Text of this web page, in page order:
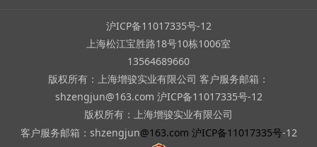
沪ICP备11017335号-12
上海松江宝胜路18号10栋1006室
13564689660
版权所有：上海增骏实业有限公司 客户服务邮箱：
shzengjun@163.com 沪ICP备11017335号-12
版权所有：上海增骏实业有限公司
客户服务邮箱：shzengjun@163.com 沪ICP备11017335号-12